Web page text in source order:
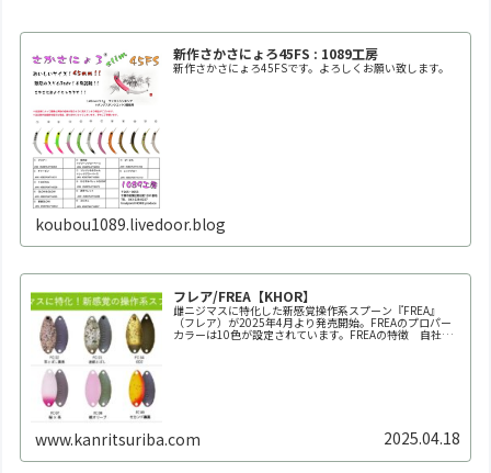
新作さかさにょろ45FS : 1089工房
新作さかさにょろ45FSです。よろしくお願い致します。
koubou1089.livedoor.blog
フレア/FREA【KHOR】
雌ニジマスに特化した新感覚操作系スプーン『FREA』
（フレア）が2025年4月より発売開始。FREAのプロパー
カラーは10色が設定されています。FREAの特徴 自社養
魚場だからできた業界初の150回以上にも及ぶ全雌選抜池
www.kanritsuriba.com 2025.04.18